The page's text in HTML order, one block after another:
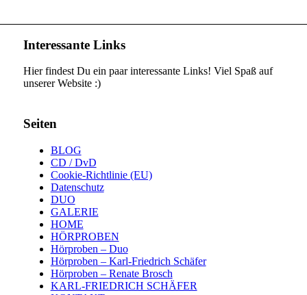
Interessante Links
Hier findest Du ein paar interessante Links! Viel Spaß auf
unserer Website :)
Seiten
BLOG
CD / DvD
Cookie-Richtlinie (EU)
Datenschutz
DUO
GALERIE
HOME
HÖRPROBEN
Hörproben – Duo
Hörproben – Karl-Friedrich Schäfer
Hörproben – Renate Brosch
KARL-FRIEDRICH SCHÄFER